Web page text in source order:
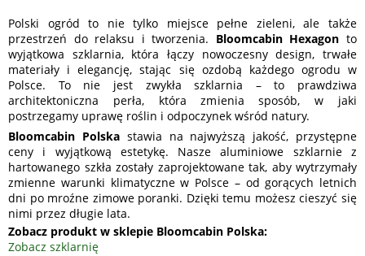
Polski ogród to nie tylko miejsce pełne zieleni, ale także
przestrzeń do relaksu i tworzenia. Bloomcabin Hexagon to
wyjątkowa szklarnia, która łączy nowoczesny design, trwałe
materiały i elegancję, stając się ozdobą każdego ogrodu w
Polsce. To nie jest zwykła szklarnia – to prawdziwa
architektoniczna perła, która zmienia sposób, w jaki
postrzegamy uprawę roślin i odpoczynek wśród natury.
Bloomcabin Polskastawia na najwyższą jakość, przystępne
ceny i wyjątkową estetykę. Nasze aluminiowe szklarnie z
hartowanego szkła zostały zaprojektowane tak, aby wytrzymały
zmienne warunki klimatyczne w Polsce – od gorących letnich
dni po mroźne zimowe poranki. Dzięki temu możesz cieszyć się
nimi przez długie lata.
Zobacz produkt w sklepie Bloomcabin Polska:
Zobacz szklarnię